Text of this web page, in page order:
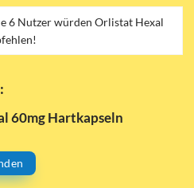
6 Nutzer würden Orlistat Hexal
60mg Hartkapseln